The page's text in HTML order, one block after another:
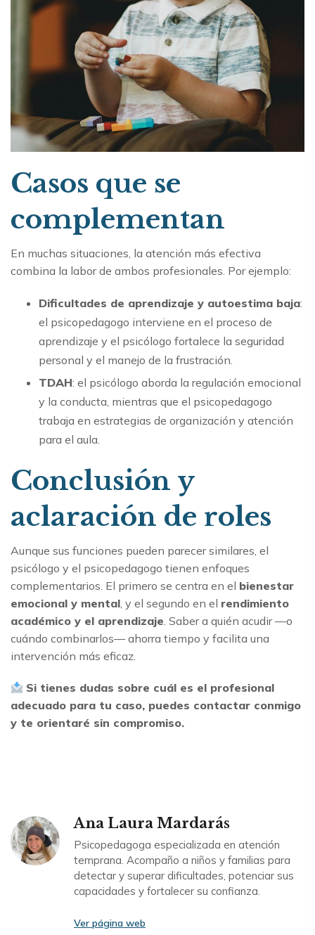
Casos que se
complementan
En muchas situaciones, la atención más efectiva
combina la labor de ambos profesionales. Por ejemplo:
Dificultades de aprendizaje y autoestima baja:
el psicopedagogo interviene en el proceso de
aprendizaje y el psicólogo fortalece la seguridad
personal y el manejo de la frustración.
TDAH: el psicólogo aborda la regulación emocional
y la conducta, mientras que el psicopedagogo
trabaja en estrategias de organización y atención
para el aula.
Conclusión y
aclaración de roles
Aunque sus funciones pueden parecer similares, el
psicólogo y el psicopedagogo tienen enfoques
complementarios. El primero se centra en el bienestar
emocional y mental, y el segundo en el rendimiento
académico y el aprendizaje. Saber a quién acudir —o
cuándo combinarlos— ahorra tiempo y facilita una
intervención más eficaz.
Si tienes dudas sobre cuál es el profesional
adecuado para tu caso, puedes contactar conmigo
y te orientaré sin compromiso.
Ana Laura Mardarás
Psicopedagoga especializada en atención
temprana. Acompaño a niños y familias para
detectar y superar dificultades, potenciar sus
capacidades y fortalecer su confianza.
Ver página web